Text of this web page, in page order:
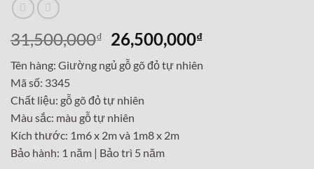
31,500,000₫
Giá
gốc
là:
26,500,000₫Giá
tại
Tên hàng: Giường ngủ gỗ gõ đỏ tự nhiên
Mã số: 3345
Chất liệu: gỗ gõ đỏ tự nhiên
Màu sắc: màu gỗ tự nhiên
Kích thước: 1m6 x 2m và 1m8 x 2m
Bảo hành: 1 năm | Bảo trì 5 năm